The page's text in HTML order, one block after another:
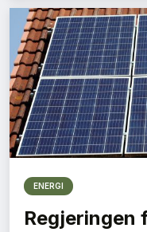
ENERGI
Regjeringen